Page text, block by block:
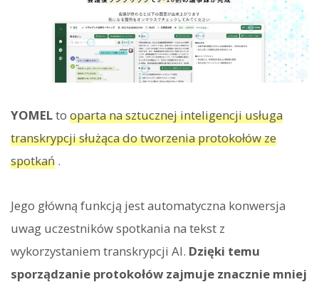
YOMELto oparta na sztucznej inteligencji usługa
transkrypcji służąca do tworzenia protokołów ze
spotkań .
Jego główną funkcją jest automatyczna konwersja
uwag uczestników spotkania na tekst z
wykorzystaniem transkrypcji AI. Dzięki temu
sporządzanie protokołów zajmuje znacznie mniej